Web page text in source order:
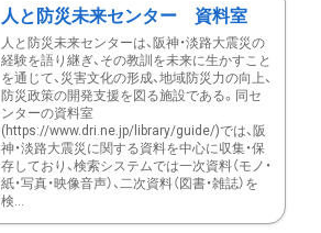
人と防災未来センター 資料室
人と防災未来センターは、阪神・淡路大震災の
経験を語り継ぎ、その教訓を未来に生かすこと
を通じて、災害文化の形成、地域防災力の向上、
防災政策の開発支援を図る施設である。同セ
ンターの資料室
(https://www.dri.ne.jp/library/guide/)では、阪
神・淡路大震災に関する資料を中心に収集・保
存しており、検索システムでは一次資料（モノ・
紙・写真・映像音声）、二次資料（図書・雑誌）を
検...